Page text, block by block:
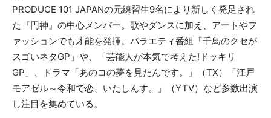
PRODUCE 101 JAPANの元練習⽣9名により新しく発⾜され
た『円神』の中⼼メンバー。歌やダンスに加え、アートやフ
ァッションでも才能を発揮。バラエティ番組「千⿃のクセが
スゴいネタGP」や、「芸能⼈が本気で考えた!ドッキリ
GP」、ドラマ「あのコの夢を見たんです。」（TX）「江戸
モアゼル～令和で恋、いたしんす。」（YTV）など多数出演
し注目を集めている。